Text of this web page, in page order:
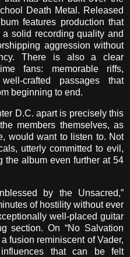
Death Metal. Released
features production that
solid recording quality and
aggression without
There is also a clear
fans: memorable riffs,
crafted passages that
beginning to end.
D.C. apart is precisely this
members themselves, as
would want to listen to. Not
utterly committed to evil,
the album even further at 54
by the Unsacred,”
of hostility without ever
well-placed guitar
section. On “No Salvation
fusion reminiscent of Vader,
that can be felt